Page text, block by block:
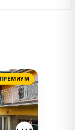
ПРЕМИУМ